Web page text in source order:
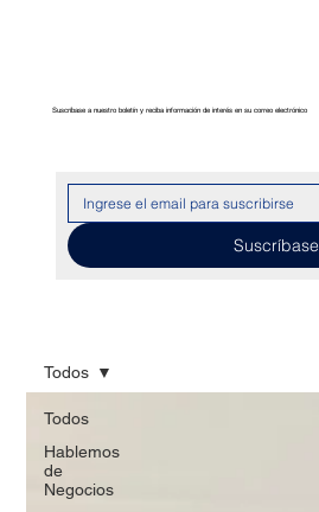
Suscríbase a nuestro boletín y reciba información de interés en su correo electrónico
Suscríbase
Todos
Hablemos
de
Negocios
Todos